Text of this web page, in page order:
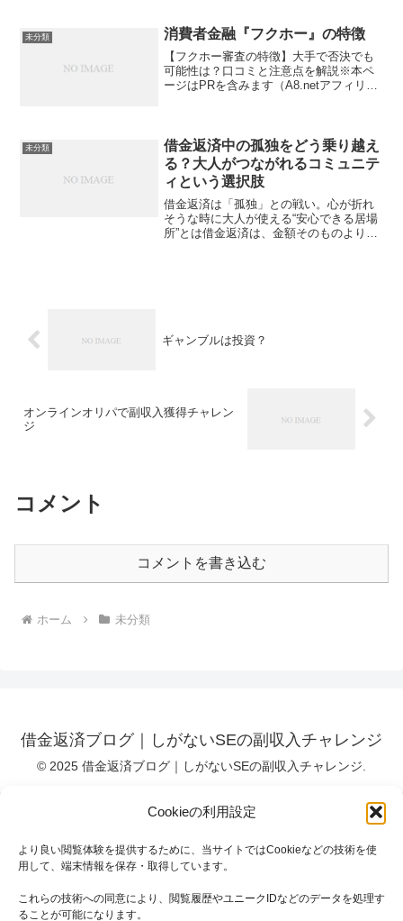
Cookieの利用設定
より良い閲覧体験を提供するために、当サイトではCookieなどの技術を使
用して、端末情報を保存・取得しています。
これらの技術への同意により、閲覧履歴やユニークIDなどのデータを処理す
ることが可能になります。
タイルを選べるライブ配信ワークです。
スマホ1台から始めら...
未分類 消費者金融『フクホー』の特徴
【フクホー審査の特徴】大手で否決でも
可能性は？口コミと注意点を解説※本ペ
ージはPRを含みます（A8.netアフィリエ
す。とはいえ、生...
未分類
借金返済中の孤独をどう乗り越え
る？大人がつながれるコミュニテ
ィという選択肢
借金返済は「孤独」との戦い。心が折れ
そうな時に大人が使える“安心できる居場
所”とは借金返済は、金額そのものよりも
ギャンブルは投資？
オンラインオリパで副収入獲得チャレン
ジ
コメント
コメントを書き込む
ホーム 未分類
借金返済ブログ｜しがないSEの副収入チャレンジ
© 2025 借金返済ブログ｜しがないSEの副収入チャレンジ.